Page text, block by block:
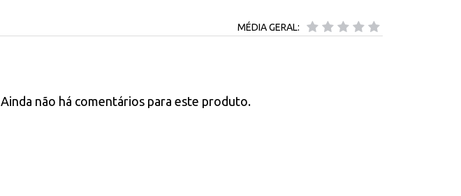
MÉDIA GERAL:
Ainda não há comentários para este produto.